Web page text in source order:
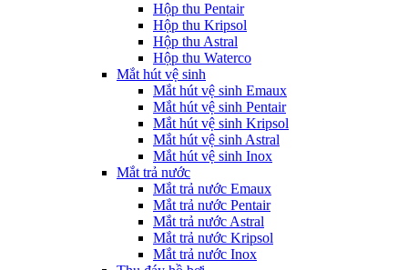
Hộp thu Pentair
Hộp thu Kripsol
Hộp thu Astral
Hộp thu Waterco
Mắt hút vệ sinh
Mắt hút vệ sinh Emaux
Mắt hút vệ sinh Pentair
Mắt hút vệ sinh Kripsol
Mắt hút vệ sinh Astral
Mắt hút vệ sinh Inox
Mắt trả nước
Mắt trả nước Emaux
Mắt trả nước Pentair
Mắt trả nước Astral
Mắt trả nước Kripsol
Mắt trả nước Inox